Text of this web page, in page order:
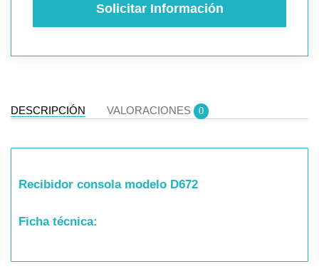
Solicitar Información
DESCRIPCIÓN VALORACIONES 0
Recibidor consola modelo D672
Ficha técnica: